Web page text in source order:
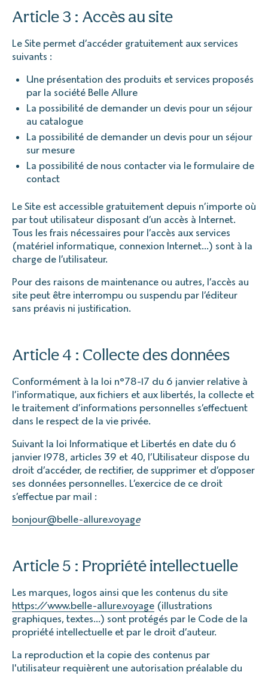
Article 3 : Accès au site
Le Site permet d’accéder gratuitement aux services
suivants :
Une présentation des produits et services proposés
par la société Belle Allure
La possibilité de demander un devis pour un séjour
au catalogue
La possibilité de demander un devis pour un séjour
sur mesure
La possibilité de nous contacter via le formulaire de
contact
Le Site est accessible gratuitement depuis n’importe où
par tout utilisateur disposant d’un accès à Internet.
Tous les frais nécessaires pour l’accès aux services
(matériel informatique, connexion Internet…) sont à la
charge de l’utilisateur.
Pour des raisons de maintenance ou autres, l’accès au
site peut être interrompu ou suspendu par l’éditeur
sans préavis ni justification.
Article 4 : Collecte des données
Conformément à la loi n°78-17 du 6 janvier relative à
l’informatique, aux fichiers et aux libertés, la collecte et
le traitement d’informations personnelles s’effectuent
dans le respect de la vie privée.
Suivant la loi Informatique et Libertés en date du 6
janvier 1978, articles 39 et 40, l’Utilisateur dispose du
droit d’accéder, de rectifier, de supprimer et d’opposer
ses données personnelles. L’exercice de ce droit
s’effectue par mail :
bonjour@belle-allure.voyage
Article 5 : Propriété intellectuelle
Les marques, logos ainsi que les contenus du site
https://www.belle-allure.voyage (illustrations
graphiques, textes…) sont protégés par le Code de la
propriété intellectuelle et par le droit d’auteur.
La reproduction et la copie des contenus par
l'utilisateur requièrent une autorisation préalable du